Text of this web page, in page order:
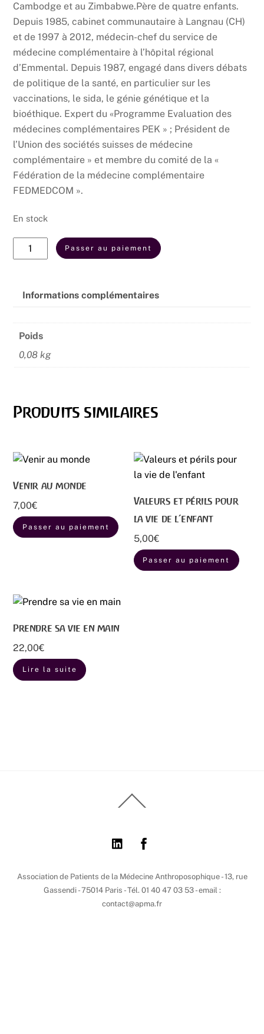
Cambodge et au Zimbabwe.Père de quatre enfants.
Depuis 1985, cabinet communautaire à Langnau (CH)
et de 1997 à 2012, médecin-chef du service de
médecine complémentaire à l’hôpital régional
d’Emmental. Depuis 1987, engagé dans divers débats
de politique de la santé, en particulier sur les
vaccinations, le sida, le génie génétique et la
bioéthique. Expert du «Programme Evaluation des
médecines complémentaires PEK » ; Président de
l’Union des sociétés suisses de médecine
complémentaire » et membre du comité de la «
Fédération de la médecine complémentaire
FEDMEDCOM ».
En stock
quantité
de
planifiée
Mort
organisée
Passer au paiement
Informations complémentaires
Poids
0,08 kg
Produits similaires
Venir au monde
7,00€
Passer au paiement
Valeurs et périls pour
la vie de l’enfant
5,00€
Passer au paiement
Prendre sa vie en main
22,00€
Lire la suite
To
Association de Patients de la Médecine Anthroposophique - 13, rue
Gassendi - 75014 Paris - Tél. 01 40 47 03 53 - email :
contact@apma.fr